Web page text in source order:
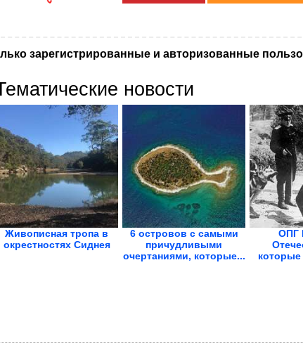
зарегистрированные и авторизованные
новости
Живописная тропа в
окрестностях Сиднея
6 островов с самыми
причудливыми
очертаниями, которые...
ОПГ